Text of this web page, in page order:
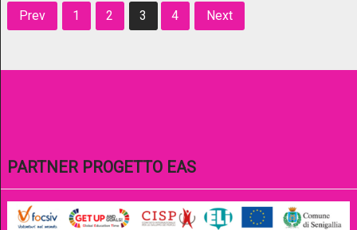
Navigazione
articoli
Prev 1 2 3 4 Next
PARTNER PROGETTO EAS